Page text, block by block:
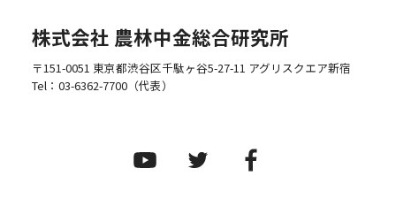
株式会社 農林中金総合研究所
〒151-0051 東京都渋谷区千駄ヶ谷5-27-11 アグリスクエア新宿
Tel： 03-6362-7700（代表）